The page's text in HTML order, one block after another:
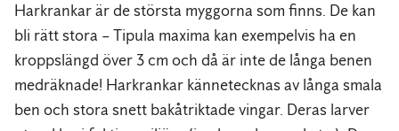
Harkrankar är de största myggorna som finns. De kan
bli rätt stora – Tipula maxima kan exempelvis ha en
kroppslängd över 3 cm och då är inte de långa benen
medräknade! Harkrankar kännetecknas av långa smala
ben och stora snett bakåtriktade vingar. Deras larver